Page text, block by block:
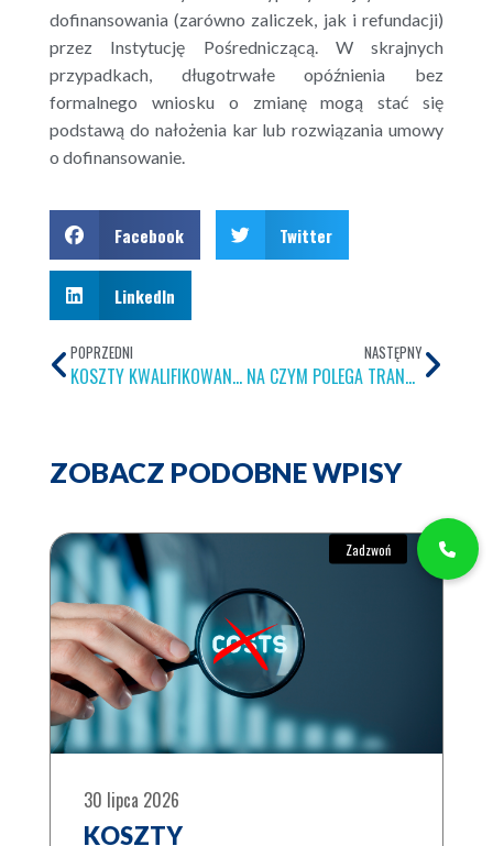
dofinansowania (zarówno zaliczek, jak i refundacji)
przez Instytucję Pośredniczącą. W skrajnych
przypadkach, długotrwałe opóźnienia bez
formalnego wniosku o zmianę mogą stać się
podstawą do nałożenia kar lub rozwiązania umowy
o dofinansowanie.
Facebook Twitter
LinkedIn
POPRZEDNI
KOSZTY KWALIFIKOWANE W DOTACJACH UNIJNYCH – CO MOŻNA SFINANSOWAĆ Z DOFINANSOWANIA UE?
NASTĘPNY
NA CZYM POLEGA TRANSFORMACJA CYFROWA W PRZEDSIĘBIORSTWIE?
ZOBACZ PODOBNE WPISY
30 lipca 2026
KOSZTY